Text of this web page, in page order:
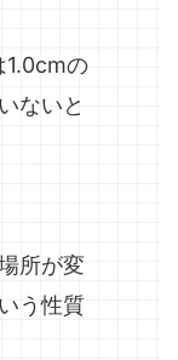
1.0cmの
ないと
所が変
う性質